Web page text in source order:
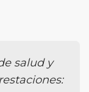
salud y